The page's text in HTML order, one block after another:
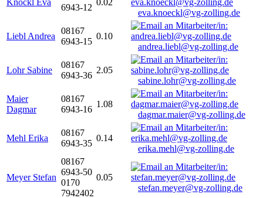
Knöckl Eva
6943-12
0.02
eva.knoeckl@vg-zolling.de
Liebl Andrea
08167
6943-15
0.10
andrea.liebl@vg-zolling.de
Lohr Sabine
08167
6943-36
2.05
sabine.lohr@vg-zolling.de
Maier
Dagmar
08167
6943-16
1.08
dagmar.maier@vg-zolling.de
Mehl Erika
08167
6943-35
0.14
erika.mehl@vg-zolling.de
Meyer Stefan
08167
6943-50
0170
7942402
0.05
stefan.meyer@vg-zolling.de